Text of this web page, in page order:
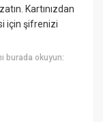
Kartınızdan
için şifrenizi
burada okuyun: